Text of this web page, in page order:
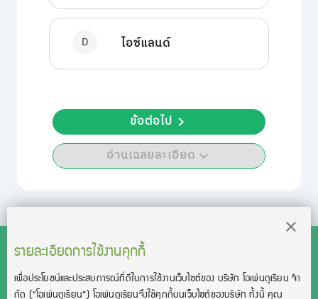
D ไอซ์แลนด์
อ่านเฉลยละเอียด
ข้อต่อไป
รายละเอียดการใช้งานคุกกี้
เพื่อประโยชน์และประสบการณ์ที่ดีในการใช้งานเว็บไซต์ของ บริษัท โอเพ่นดูเรียน จํา
กัด (“โอเพ่นดูเรียน”)โอเพ่นดูเรียนจึงใช้คุกกี้บนเว็บไซต์ของบริษัท ทั้งนี้ คุณ
สงวนลิขสิทธิ์โดย บริษัท โอเพ่นดูเรียน จำกัด 2021 ©︎ OpenDurian